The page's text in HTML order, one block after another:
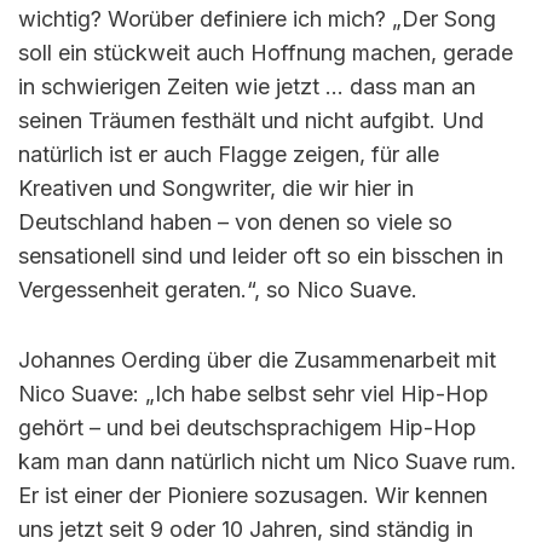
wichtig? Worüber definiere ich mich? „Der Song
soll ein stückweit auch Hoffnung machen, gerade
in schwierigen Zeiten wie jetzt … dass man an
seinen Träumen festhält und nicht aufgibt. Und
natürlich ist er auch Flagge zeigen, für alle
Kreativen und Songwriter, die wir hier in
Deutschland haben – von denen so viele so
sensationell sind und leider oft so ein bisschen in
Vergessenheit geraten.“, so Nico Suave.
Johannes Oerding über die Zusammenarbeit mit
Nico Suave: „Ich habe selbst sehr viel Hip-Hop
gehört – und bei deutschsprachigem Hip-Hop
kam man dann natürlich nicht um Nico Suave rum.
Er ist einer der Pioniere sozusagen. Wir kennen
uns jetzt seit 9 oder 10 Jahren, sind ständig in